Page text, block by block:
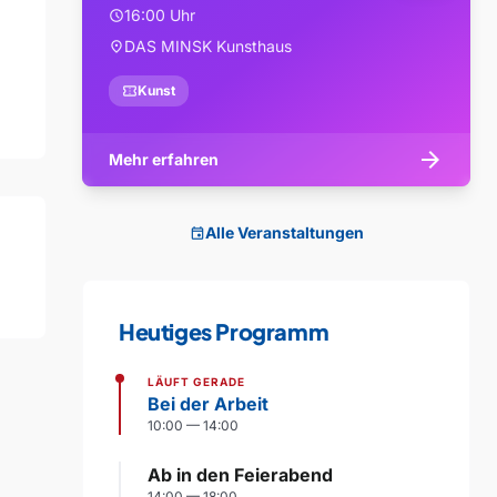
schedule16:00 Uhr
location_onDAS MINSK Kunsthaus
confirmation_numberKunst
Mehr erfahren arrow_forward
eventAlle Veranstaltungen
Heutiges Programm
LÄUFT GERADE
Bei der Arbeit
10:00 — 14:00
Ab in den Feierabend